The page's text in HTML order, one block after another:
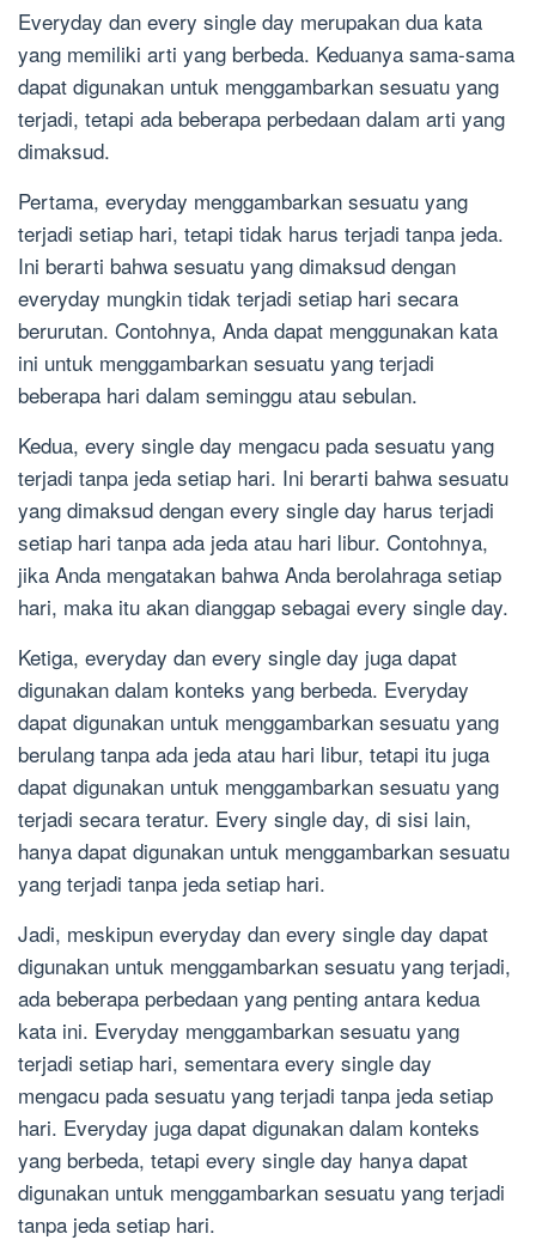
Everyday dan every single day merupakan dua kata
yang memiliki arti yang berbeda. Keduanya sama-sama
dapat digunakan untuk menggambarkan sesuatu yang
terjadi, tetapi ada beberapa perbedaan dalam arti yang
dimaksud.
Pertama, everyday menggambarkan sesuatu yang
terjadi setiap hari, tetapi tidak harus terjadi tanpa jeda.
Ini berarti bahwa sesuatu yang dimaksud dengan
everyday mungkin tidak terjadi setiap hari secara
berurutan. Contohnya, Anda dapat menggunakan kata
ini untuk menggambarkan sesuatu yang terjadi
beberapa hari dalam seminggu atau sebulan.
Kedua, every single day mengacu pada sesuatu yang
terjadi tanpa jeda setiap hari. Ini berarti bahwa sesuatu
yang dimaksud dengan every single day harus terjadi
setiap hari tanpa ada jeda atau hari libur. Contohnya,
jika Anda mengatakan bahwa Anda berolahraga setiap
hari, maka itu akan dianggap sebagai every single day.
Ketiga, everyday dan every single day juga dapat
digunakan dalam konteks yang berbeda. Everyday
dapat digunakan untuk menggambarkan sesuatu yang
berulang tanpa ada jeda atau hari libur, tetapi itu juga
dapat digunakan untuk menggambarkan sesuatu yang
terjadi secara teratur. Every single day, di sisi lain,
hanya dapat digunakan untuk menggambarkan sesuatu
yang terjadi tanpa jeda setiap hari.
Jadi, meskipun everyday dan every single day dapat
digunakan untuk menggambarkan sesuatu yang terjadi,
ada beberapa perbedaan yang penting antara kedua
kata ini. Everyday menggambarkan sesuatu yang
terjadi setiap hari, sementara every single day
mengacu pada sesuatu yang terjadi tanpa jeda setiap
hari. Everyday juga dapat digunakan dalam konteks
yang berbeda, tetapi every single day hanya dapat
digunakan untuk menggambarkan sesuatu yang terjadi
tanpa jeda setiap hari.